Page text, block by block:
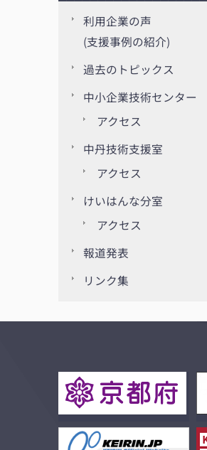
利用企業の声
(支援事例の紹介)
過去のトピックス
中小企業技術センター
アクセス
中丹技術支援室
アクセス
けいはんな分室
アクセス
報道発表
リンク集